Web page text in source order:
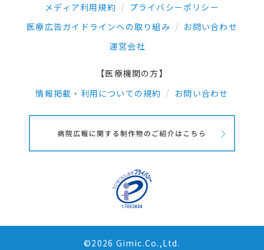
メディア利用規約
プライバシーポリシー
医療広告ガイドラインへの取り組み
お問い合わせ
運営会社
【医療機関の方】
情報掲載・利用についての規約
お問い合わせ
©2026 Gimic.Co.,Ltd.